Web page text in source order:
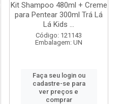
Kit Shampoo 480ml + Creme
para Pentear 300ml Trá Lá
Lá Kids ...
Código: 121143
Embalagem: UN
Faça seu login ou
cadastre-se para
ver preços e
comprar